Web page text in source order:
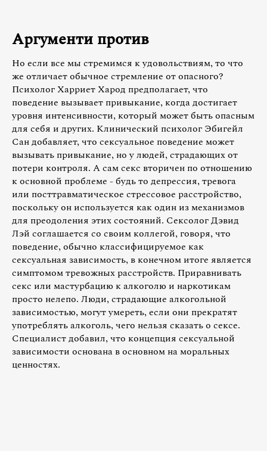
Аргументи против
Но если все мы стремимся к удовольствиям, то что
же отличает обычное стремление от опасного?
Психолог Харриет Харод предполагает, что
поведение вызывает привыкание, когда достигает
уровня интенсивности, который может быть опасным
для себя и других. Клинический психолог Эбигейл
Сан добавляет, что сексуальное поведение может
вызывать привыкание, но у людей, страдающих от
потери контроля. А сам секс вторичен по отношению
к основной проблеме - будь то депрессия, тревога
или посттравматическое стрессовое расстройство,
поскольку он используется как один из механизмов
для преодоления этих состояний. Сексолог Дэвид
Лэй соглашается со своим коллегой, говоря, что
поведение, обычно классифицируемое как
сексуальная зависимость, в конечном итоге является
симптомом тревожных расстройств. Приравнивать
секс или мастурбацию к алкоголю и наркотикам
просто нелепо. Люди, страдающие алкогольной
зависимостью, могут умереть, если они прекратят
употреблять алкоголь, чего нельзя сказать о сексе.
Специалист добавил, что концепция сексуальной
зависимости основана в основном на моральных
ценностях.